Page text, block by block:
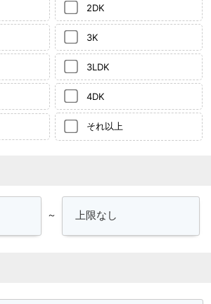
2DK
3K
3LDK
4DK
それ以上
～